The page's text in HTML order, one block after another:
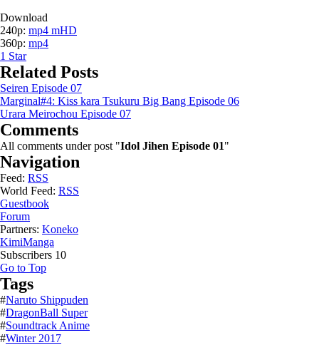
Download
240p: mp4 mHD
360p: mp4
1 Star
Related Posts
Seiren Episode 07
Marginal#4: Kiss kara Tsukuru Big Bang Episode 06
Urara Meirochou Episode 07
Comments
All comments under post "Idol Jihen Episode 01"
Navigation
Feed: RSS
World Feed: RSS
Guestbook
Forum
Partners: Koneko
KimiManga
Subscribers 10
Go to Top
Tags
#Naruto Shippuden
#DragonBall Super
#Soundtrack Anime
#Winter 2017